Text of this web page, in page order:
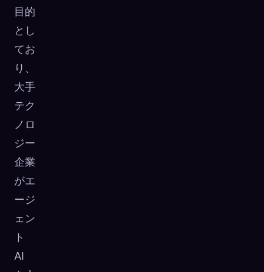
目的
とし
てお
り、
大手
テク
ノロ
ジー
企業
がエ
ージ
ェン
ト
AI